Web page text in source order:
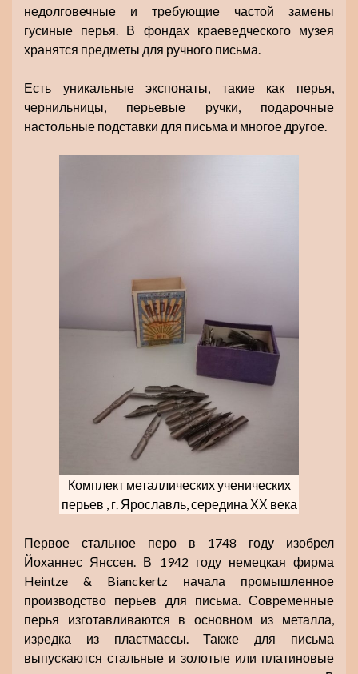
недолговечные и требующие частой замены
гусиные перья. В фондах краеведческого музея
хранятся предметы для ручного письма.
Есть уникальные экспонаты, такие как перья,
чернильницы, перьевые ручки, подарочные
настольные подставки для письма и многое другое.
Комплект металлических ученических
перьев , г. Ярославль, середина ХХ века
Первое стальное перо в 1748 году изобрел
Йоханнес Янссен. В 1942 году немецкая фирма
Heintze & Bianckertz начала промышленное
производство перьев для письма. Современные
перья изготавливаются в основном из металла,
изредка из пластмассы. Также для письма
выпускаются стальные и золотые или платиновые